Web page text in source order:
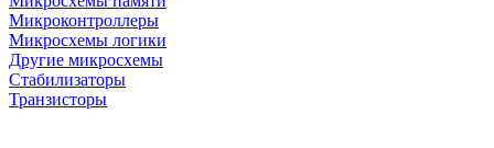
Микроконтроллеры
Микросхемы логики
Другие микросхемы
Стабилизаторы
Транзисторы